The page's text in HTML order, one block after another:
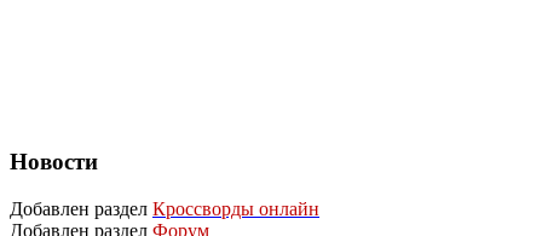
Новости
Добавлен раздел Кроссворды онлайн
Добавлен раздел Форум